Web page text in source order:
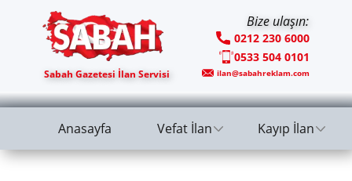
Bize ulaşın:
0212 230 6000
0533 504 0101
Sabah Gazetesi İlan Servisi ilan@sabahreklam.com
Anasayfa Vefat İlan Kayıp İlan